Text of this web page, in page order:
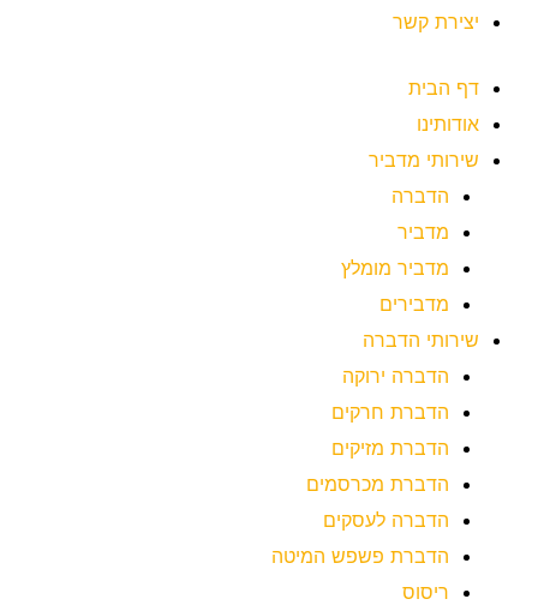
יצירת קשר
דף הבית
אודותינו
שירותי מדביר
הדברה
מדביר
מדביר מומלץ
מדבירים
שירותי הדברה
הדברה ירוקה
הדברת חרקים
הדברת מזיקים
הדברת מכרסמים
הדברה לעסקים
הדברת פשפש המיטה
ריסוס